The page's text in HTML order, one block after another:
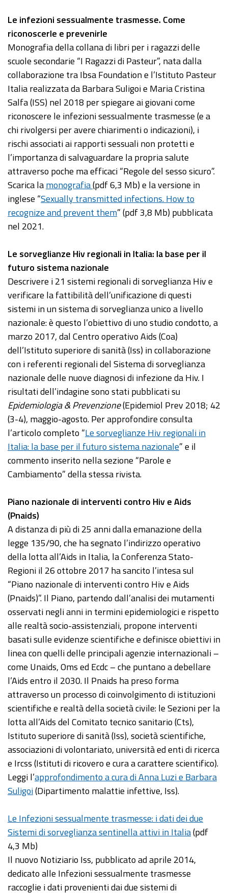
Le infezioni sessualmente trasmesse. Come
riconoscerle e prevenirle
Monografia della collana di libri per i ragazzi delle
scuole secondarie “I Ragazzi di Pasteur”, nata dalla
collaborazione tra Ibsa Foundation e l’Istituto Pasteur
Italia realizzata da Barbara Suligoi e Maria Cristina
Salfa (ISS) nel 2018 per spiegare ai giovani come
riconoscere le infezioni sessualmente trasmesse (e a
chi rivolgersi per avere chiarimenti o indicazioni), i
rischi associati ai rapporti sessuali non protetti e
l’importanza di salvaguardare la propria salute
attraverso poche ma efficaci “Regole del sesso sicuro”.
Scarica lamonografia(pdf 6,3 Mb) e la versione in
inglese “Sexually transmitted infections. How to
recognize and prevent them” (pdf 3,8 Mb) pubblicata
nel 2021.
Le sorveglianze Hiv regionali in Italia: la base per il
futuro sistema nazionale
Descrivere i 21 sistemi regionali di sorveglianza Hiv e
verificare la fattibilità dell’unificazione di questi
sistemi in un sistema di sorveglianza unico a livello
nazionale: è questo l’obiettivo di uno studio condotto, a
marzo 2017, dal Centro operativo Aids (Coa)
dell’Istituto superiore di sanità (Iss) in collaborazione
con i referenti regionali del Sistema di sorveglianza
nazionale delle nuove diagnosi di infezione da Hiv. I
risultati dell’indagine sono stati pubblicati su
Epidemiologia & Prevenzione(Epidemiol Prev 2018; 42
(3-4), maggio-agosto. Per approfondire consulta
l’articolo completo “Le sorveglianze Hiv regionali in
Italia: la base per il futuro sistema nazionale” e il
commento inserito nella sezione “Parole e
Cambiamento” della stessa rivista.
Piano nazionale di interventi contro Hiv e Aids
(Pnaids)
A distanza di più di 25 anni dalla emanazione della
legge 135/90, che ha segnato l’indirizzo operativo
della lotta all’Aids in Italia, la Conferenza Stato-
Regioni il 26 ottobre 2017 ha sancito l’intesa sul
“Piano nazionale di interventi contro Hiv e Aids
(Pnaids)”. Il Piano, partendo dall’analisi dei mutamenti
osservati negli anni in termini epidemiologici e rispetto
alle realtà socio-assistenziali, propone interventi
basati sulle evidenze scientifiche e definisce obiettivi in
linea con quelli delle principali agenzie internazionali –
come Unaids, Oms ed Ecdc – che puntano a debellare
l’Aids entro il 2030. Il Pnaids ha preso forma
attraverso un processo di coinvolgimento di istituzioni
scientifiche e realtà della società civile: le Sezioni per la
lotta all’Aids del Comitato tecnico sanitario (Cts),
Istituto superiore di sanità (Iss), società scientifiche,
associazioni di volontariato, università ed enti di ricerca
e Ircss (Istituti di ricovero e cura a carattere scientifico).
Leggi l’approfondimento a cura di Anna Luzi e Barbara
Suligoi(Dipartimento malattie infettive, Iss).
Le Infezioni sessualmente trasmesse: i dati dei due
Sistemi di sorveglianza sentinella attivi in Italia(pdf
4,3 Mb)
Il nuovo Notiziario Iss, pubblicato ad aprile 2014,
dedicato alle Infezioni sessualmente trasmesse
raccoglie i dati provenienti dai due sistemi di